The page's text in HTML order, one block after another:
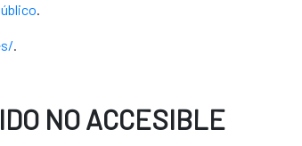
.
.
NO ACCESIBLE